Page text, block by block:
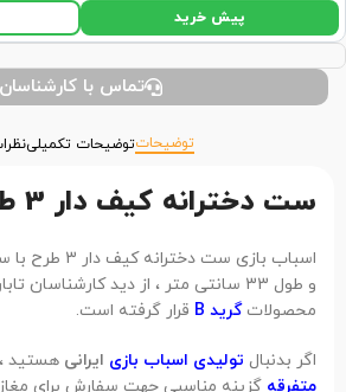
پیش خرید
تماس با کارشناسان
توضیحاتتوضیحات تکمیلی
ست دخترانه کیف دار 3 طرح
اسباب بازی ست
و طول 33 سانتی متر ، از دید کارشناسان
محصولاتگرید B قرار گرفته است.
اگر بدنبال تولیدی اسباب بازی ایرانی هستید ،
متفرقه گزینه مناسبی جهت سفارش برای